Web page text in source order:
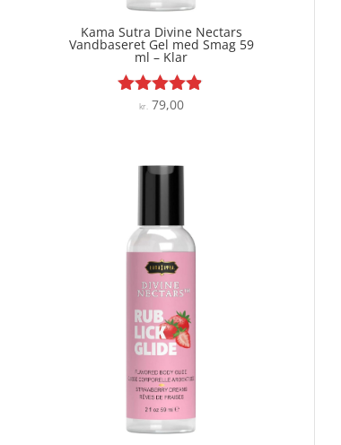
Kama Sutra Divine Nectars
Vandbaseret Gel med Smag 59
ml – Klar
Vurderet
kr.79,00